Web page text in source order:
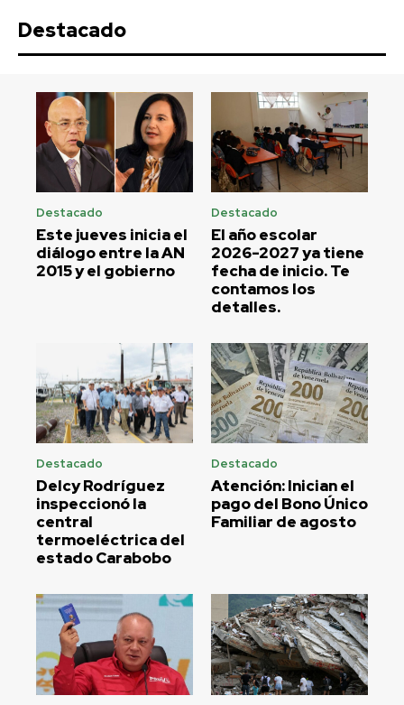
Destacado
Destacado
Este jueves inicia el
diálogo entre la AN
2015 y el gobierno
Destacado
El año escolar
2026-2027 ya tiene
fecha de inicio. Te
contamos los
detalles.
Destacado
Delcy Rodríguez
inspeccionó la
central
termoeléctrica del
estado Carabobo
Destacado
Atención: Inician el
pago del Bono Único
Familiar de agosto